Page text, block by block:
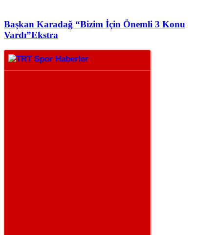
Başkan Karadağ “Bizim İçin Önemli 3 Konu
Vardı”Ekstra